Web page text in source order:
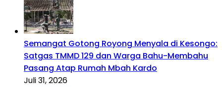
Semangat Gotong Royong Menyala di Kesongo:
Satgas TMMD 129 dan Warga Bahu-Membahu
Pasang Atap Rumah Mbah Kardo
Juli 31, 2026